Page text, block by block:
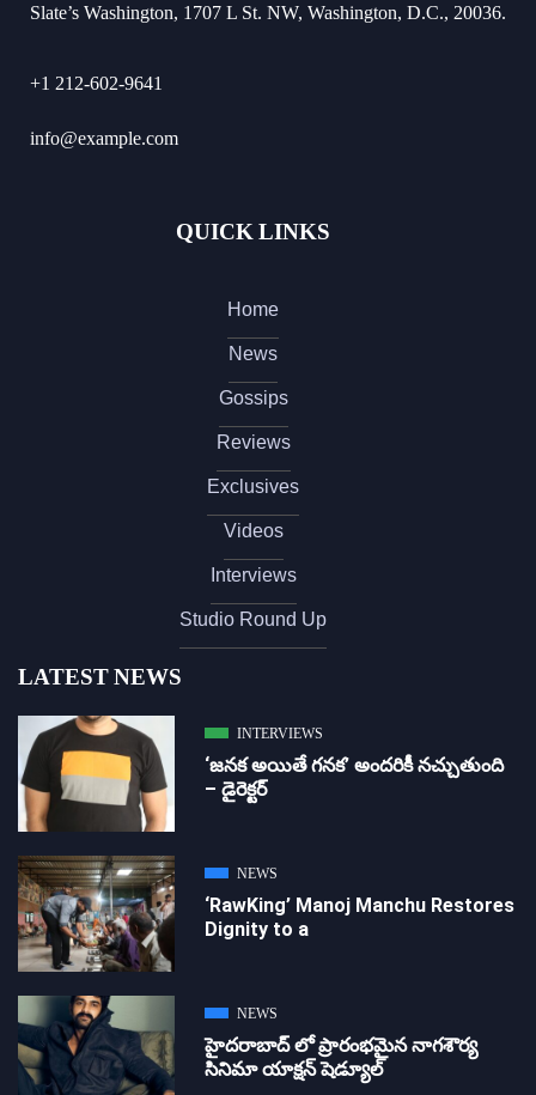
Slate’s Washington, 1707 L St. NW, Washington, D.C., 20036.
+1 212-602-9641
info@example.com
QUICK LINKS
Home
News
Gossips
Reviews
Exclusives
Videos
Interviews
Studio Round Up
LATEST NEWS
INTERVIEWS
‘జ‌న‌క అయితే గ‌న‌క‌’ అందరికీ నచ్చుతుంది
– డైరెక్ట‌ర్
NEWS
‘RawKing’ Manoj Manchu Restores
Dignity to a
NEWS
హైదరాబాద్ లో ప్రారంభమైన నాగశౌర్య
సినిమా యాక్షన్ షెడ్యూల్